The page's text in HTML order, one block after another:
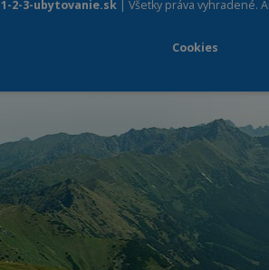
1-2-3-ubytovanie.sk| Všetky práva vyhradené.
Cookies